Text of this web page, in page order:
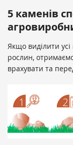
5 каменів
Якщо виділити усі
рослин,
врахувати та